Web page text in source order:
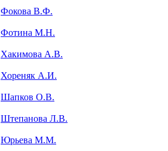
Фокова В.Ф.
Фотина М.Н.
Хакимова А.В.
Хореняк А.И.
Шапков О.В.
Штепанова Л.В.
Юрьева М.М.